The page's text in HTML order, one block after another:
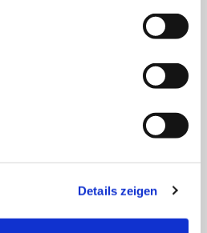
Details zeigen
Mehr